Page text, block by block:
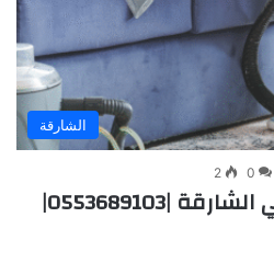
الشارقة
0
2
شركة تنظيف كنب في الشارقة |0553689103|